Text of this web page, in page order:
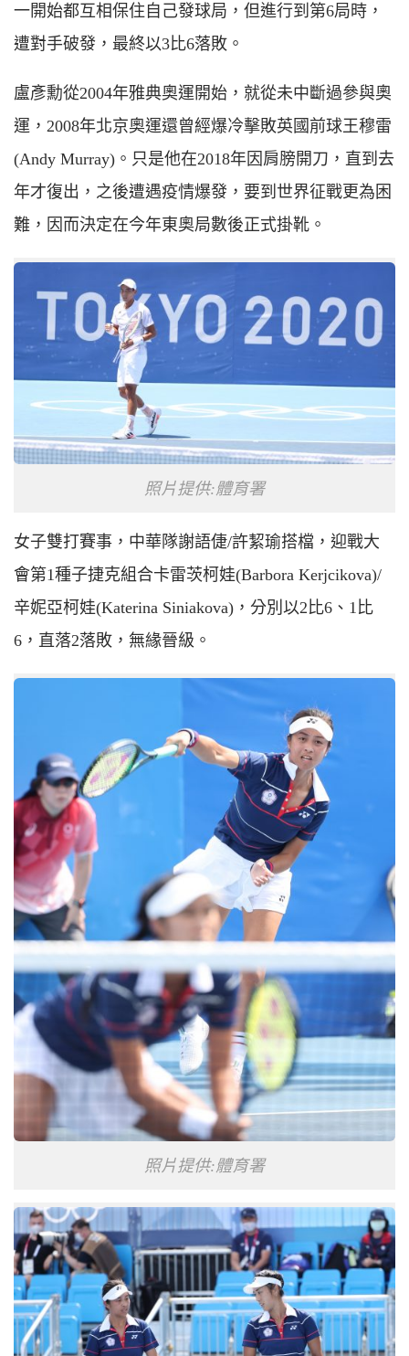
一開始都互相保住自己發球局，但進行到第6局時，
遭對手破發，最終以3比6落敗。
盧彥勳從2004年雅典奧運開始，就從未中斷過參與奧
運，2008年北京奧運還曾經爆冷擊敗英國前球王穆雷
(Andy Murray)。只是他在2018年因肩膀開刀，直到去
年才復出，之後遭遇疫情爆發，要到世界征戰更為困
難，因而決定在今年東奧局數後正式掛靴。
照片提供:體育署
女子雙打賽事，中華隊謝語倢/許絜瑜搭檔，迎戰大
會第1種子捷克組合卡雷茨柯娃(Barbora Kerjcikova)/
辛妮亞柯娃(Katerina Siniakova)，分別以2比6、1比
6，直落2落敗，無緣晉級。
照片提供:體育署